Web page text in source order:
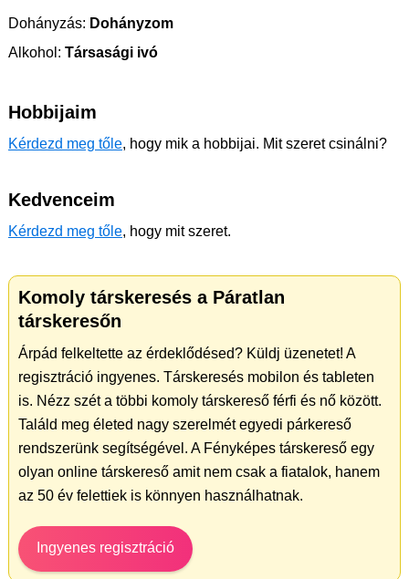
Dohányzás: Dohányzom
Alkohol: Társasági ivó
Hobbijaim
Kérdezd meg tőle, hogy mik a hobbijai. Mit szeret csinálni?
Kedvenceim
Kérdezd meg tőle, hogy mit szeret.
Komoly társkeresés a Páratlan
társkeresőn
Árpád felkeltette az érdeklődésed? Küldj üzenetet! A
regisztráció ingyenes. Társkeresés mobilon és tableten
is. Nézz szét a többi komoly társkereső férfi és nő között.
Találd meg életed nagy szerelmét egyedi párkereső
rendszerünk segítségével. A Fényképes társkereső egy
olyan online társkereső amit nem csak a fiatalok, hanem
az 50 év felettiek is könnyen használhatnak.
Ingyenes regisztráció